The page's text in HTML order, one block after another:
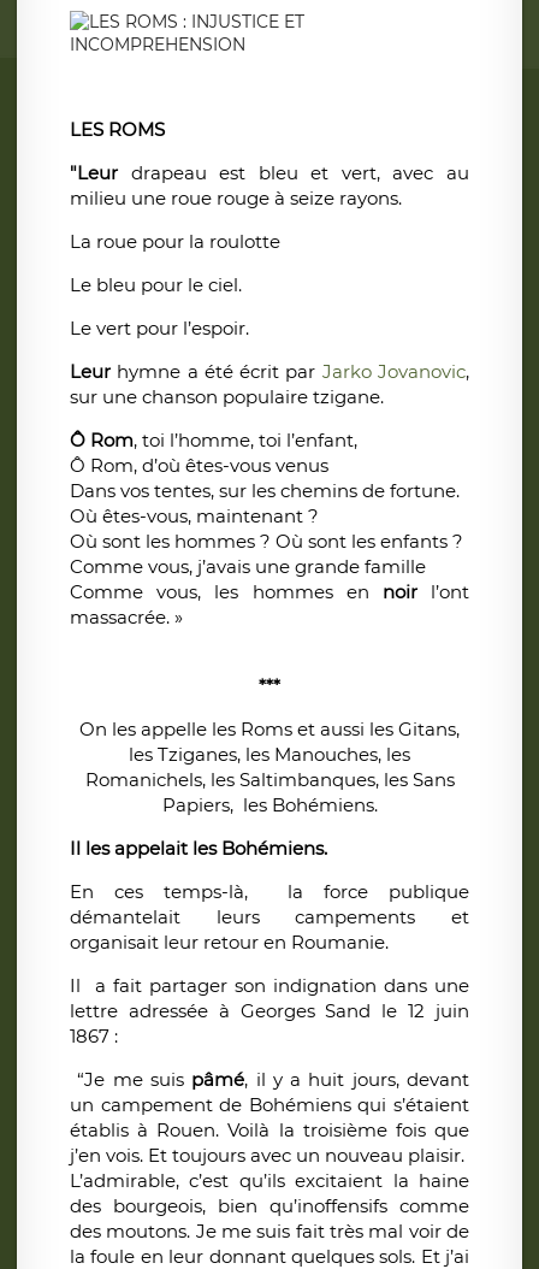
LES ROMS
"Leur drapeau est bleu et vert, avec au
milieu une roue rouge à seize rayons.
La roue pour la roulotte
Le bleu pour le ciel.
Le vert pour l’espoir.
Leur hymne a été écrit par Jarko Jovanovic,
sur une chanson populaire tzigane.
Ô Rom, toi l’homme, toi l’enfant,
Ô Rom, d’où êtes-vous venus
Dans vos tentes, sur les chemins de fortune.
Où êtes-vous, maintenant ?
Où sont les hommes ? Où sont les enfants ?
Comme vous, j’avais une grande famille
Comme vous, les hommes en noirl’ont
massacrée. »
***
On les appelle les Roms et aussi les Gitans,
les Tziganes, les Manouches, les
Romanichels, les Saltimbanques, les Sans
Papiers, les Bohémiens.
Il les appelait les Bohémiens.
En ces temps-là, la force publique
démantelait leurs campements et
organisait leur retour en Roumanie.
Il a fait partager son indignation dans une
lettre adressée à Georges Sand le 12 juin
1867 :
“Je me suis pâmé, il y a huit jours, devant
un campement de Bohémiens qui s’étaient
établis à Rouen. Voilà la troisième fois que
j’en vois. Et toujours avec un nouveau plaisir.
L’admirable, c’est qu’ils excitaient la haine
des bourgeois, bien qu’inoffensifs comme
des moutons. Je me suis fait très mal voir de
la foule en leur donnant quelques sols. Et j’ai